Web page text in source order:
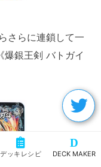
さらに連鎖して一
爆銀王剣 バトガイ
デッキレシピ
D
DECK MAKER